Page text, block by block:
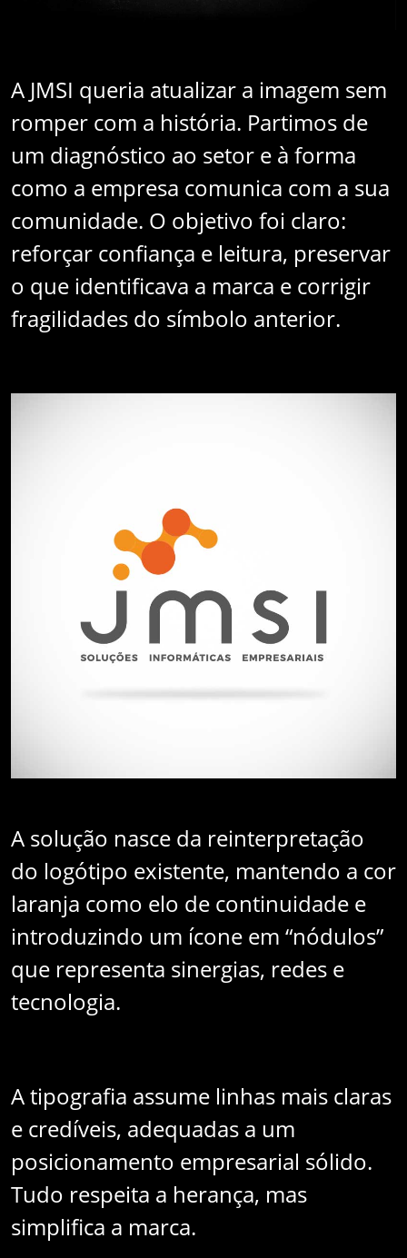
A JMSI queria atualizar a imagem sem
romper com a história. Partimos de
um diagnóstico ao setor e à forma
como a empresa comunica com a sua
comunidade. O objetivo foi claro:
reforçar confiança e leitura, preservar
o que identificava a marca e corrigir
fragilidades do símbolo anterior.
A solução nasce da reinterpretação
do logótipo existente, mantendo a cor
laranja como elo de continuidade e
introduzindo um ícone em “nódulos”
que representa sinergias, redes e
tecnologia.
A tipografia assume linhas mais claras
e credíveis, adequadas a um
posicionamento empresarial sólido.
Tudo respeita a herança, mas
simplifica a marca.